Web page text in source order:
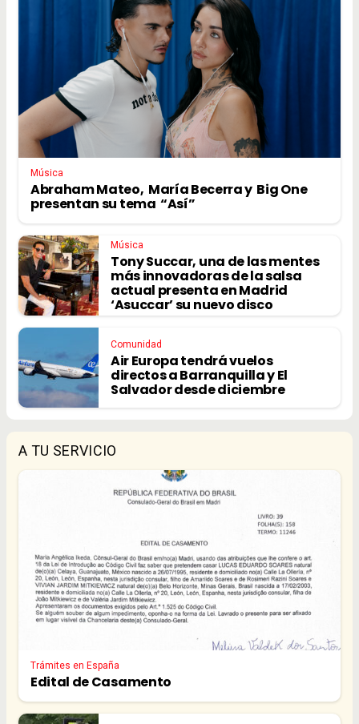
Música
Abraham Mateo, María Becerra y Big One
presentan su tema “Así”
Música
Tony Succar, una de las mentes
más innovadoras de la salsa
actual presenta en Madrid
‘Asuccar’ su nuevo disco
Comunidad
Air Europa tendrá vuelos
directos a Barranquilla y El
Salvador desde diciembre
A TU SERVICIO
Trámites en España
Edital de Casamento